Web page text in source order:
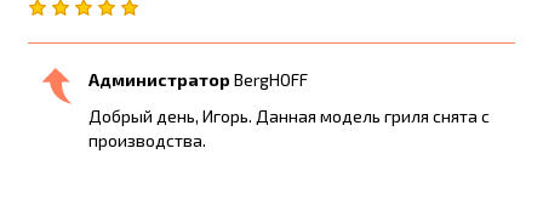
Администратор BergHOFF
Добрый день, Игорь. Данная модель гриля снята с
производства.